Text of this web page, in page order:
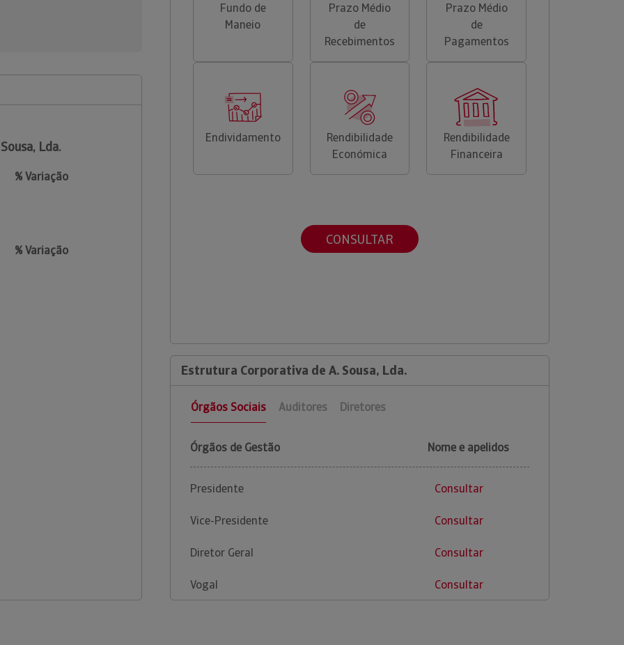
Lda.
% Variação
% Variação
Fundo de
Maneio
Prazo Médio
de
Recebimentos
Prazo Médio
de
Pagamentos
Endividamento
Rendibilidade
Económica
Rendibilidade
Financeira
CONSULTAR
Estrutura Corporativa de A. Sousa, Lda.
Órgãos Sociais Auditores Diretores
Órgãos de Gestão Nome e apelidos
Presidente Consultar
Vice-Presidente Consultar
Diretor Geral Consultar
Vogal Consultar